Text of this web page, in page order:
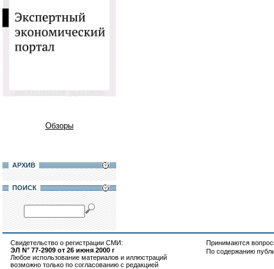
Обзоры
АРХИВ
ПОИСК
Свидетельство о регистрации СМИ:
ЭЛ N° 77-2909 от 26 июня 2000 г
Любое использование материалов и иллюстраций
возможно только по согласованию с редакцией
Принимаются
По содержанию